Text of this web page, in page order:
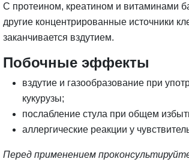
С протеином, креатином и витаминами
другие концентрированные источники
заканчивается вздутием.
Побочные эффекты
вздутие и газообразование при
кукурузы;
послабление стула при общем
аллергические реакции у
Перед применением